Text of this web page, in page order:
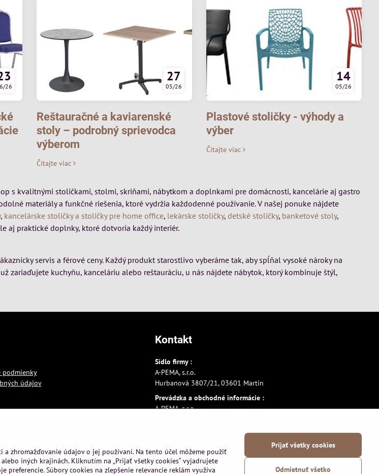
26
27
05/26
Reštauračné a kaviarenské
stoly – podrobný sprievodca
výberom
Čítajte viac
14
05/26
Plastové stoličky - výhody a
výber
Čítajte viac
s kvalitnými stoličkami, stolmi, skriňami, nábytkom a doplnkami pre domácnosti, kancelárie aj gastro
materiály a funkčné riešenia, ktoré vydržia každodenné používanie. V našej ponuke nájdete
, kancelárske stoličky a stoličky pre home office, lekárske stoličky,detské stoličky, banketové stoly,
aj praktické doplnky, ktoré dotvoria každý interiér.
servis a férové ceny. Každý produkt starostlivo vyberáme tak, aby spĺňal vysoké nároky na
zariaďujete kuchyňu, kanceláriu alebo reštauráciu, u nás nájdete nábytok, ktorý kombinuje štýl,
podmienky
údajov
Kontakt
Sídlo firmy :
A-PEMA, s.r.o.
Hurbanová 3807/21, 03601 Martin
Prevádzka a obchodné informácie :
A-PEMA, s.r.o.
+421 903 807209
zhromažďovanie údajov o jej používaní. Na tento účel môžeme použiť
iných krajinách. Kliknutím na „Prijať všetky cookies“ vyjadrujete
Súbory cookies na zlepšenie relevancie reklám využíva
Prijať všetky cookies
Odmietnuť všetko